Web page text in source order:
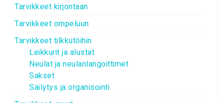
Tarvikkeet kirjontaan
Tarvikkeet ompeluun
Tarvikkeet tilkkutöihin
Leikkurit ja alustat
Neulat ja neulanlangoittimet
Sakset
Säilytys ja organisointi